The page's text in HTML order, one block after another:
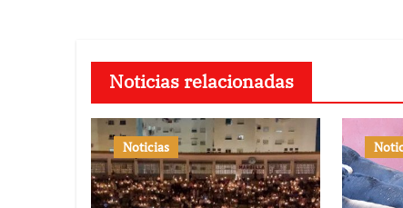
Noticias relacionadas
Noticias